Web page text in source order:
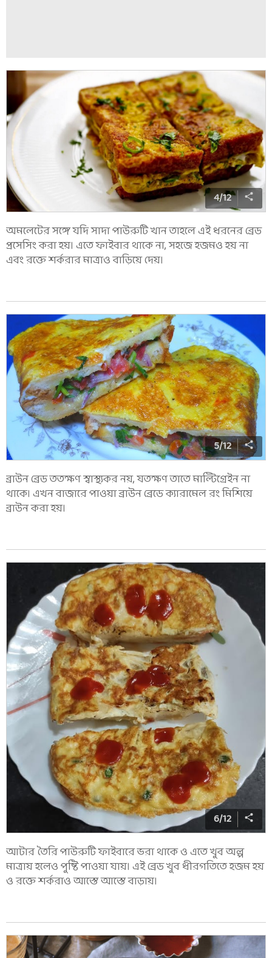
4/12
অমলেটের সঙ্গে যদি সাদা পাউরুটি খান তাহলে এই ধরনের ব্রেড
প্রসেসিং করা হয়। এতে ফাইবার থাকে না, সহজে হজমও হয় না
এবং রক্তে শর্করার মাত্রাও বাড়িয়ে দেয়।
5/12
ব্রাউন ব্রেড ততক্ষণ স্বাস্থ্যকর নয়, যতক্ষণ তাতে মাল্টিগ্রেইন না
থাকে। এখন বাজারে পাওয়া ব্রাউন ব্রেডে ক্যারামেল রং মিশিয়ে
ব্রাউন করা হয়।
6/12
আটার তৈরি পাউরুটি ফাইবারে ভরা থাকে ও এতে খুব অল্প
মাত্রায় হলেও পুষ্টি পাওয়া যায়। এই ব্রেড খুব ধীরগতিতে হজম হয়
ও রক্তে শর্করাও আস্তে আস্তে বাড়ায়।